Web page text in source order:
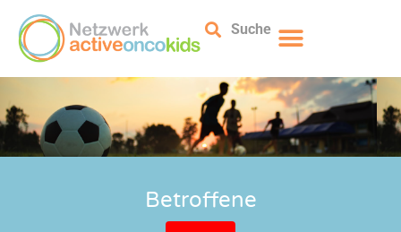
Suche
Betroffene